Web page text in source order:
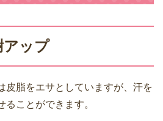
アップ
皮脂をエサとしていますが、汗を
ことができます。